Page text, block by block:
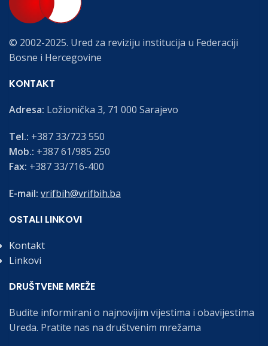
© 2002-2025. Ured za reviziju institucija u Federaciji
Bosne i Hercegovine
KONTAKT
Adresa: Ložionička 3, 71 000 Sarajevo
Tel.: +387 33/723 550
Mob.: +387 61/985 250
Fax: +387 33/716-400
E-mail: vrifbih@vrifbih.ba
OSTALI LINKOVI
Kontakt
Linkovi
DRUŠTVENE MREŽE
Budite informirani o najnovijim vijestima i obavijestima
Ureda. Pratite nas na društvenim mrežama